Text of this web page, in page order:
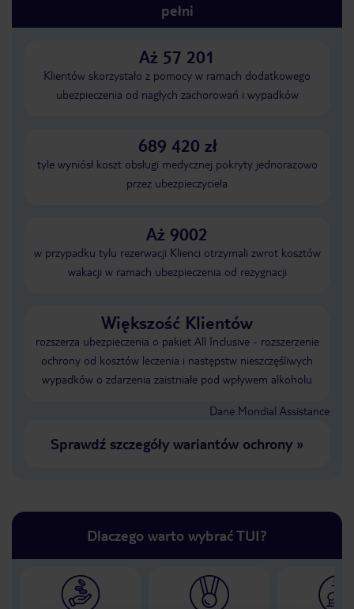
pełni
Aż 57 201
Klientów skorzystało z pomocy w ramach dodatkowego
ubezpieczenia od nagłych zachorowań i wypadków
689 420 zł
tyle wyniósł koszt obsługi medycznej pokryty jednorazowo
przez ubezpieczyciela
Aż 9002
w przypadku tylu rezerwacji Klienci otrzymali zwrot kosztów
wakacji w ramach ubezpieczenia od rezygnacji
Większość Klientów
rozszerza ubezpieczenia o pakiet All Inclusive - rozszerzenie
ochrony od kosztów leczenia i następstw nieszczęśliwych
wypadków o zdarzenia zaistniałe pod wpływem alkoholu
Dane Mondial Assistance
Sprawdź szczegóły wariantów ochrony»
Dlaczego warto wybrać TUI?